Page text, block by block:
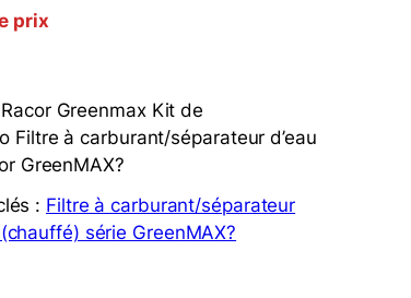
prix
Greenmax Kit de
à carburant/séparateur d’eau
GreenMAX?
: Filtre à carburant/séparateur
série GreenMAX?